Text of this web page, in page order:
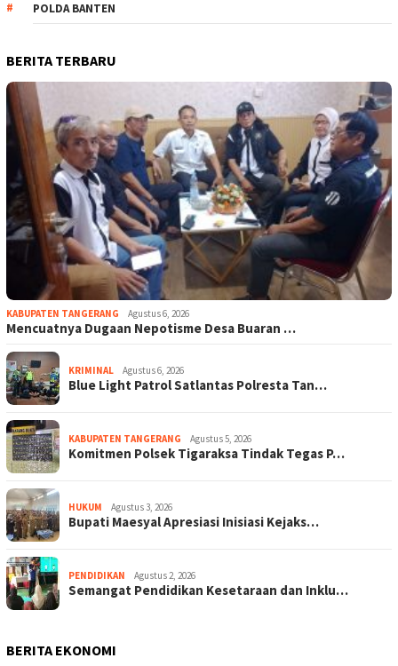
POLDA BANTEN
BERITA TERBARU
KABUPATEN TANGERANG Agustus 6, 2026
Mencuatnya Dugaan Nepotisme Desa Buaran …
KRIMINAL Agustus 6, 2026
Blue Light Patrol Satlantas Polresta Tan…
KABUPATEN TANGERANG Agustus 5, 2026
Komitmen Polsek Tigaraksa Tindak Tegas P…
HUKUM Agustus 3, 2026
Bupati Maesyal Apresiasi Inisiasi Kejaks…
PENDIDIKAN Agustus 2, 2026
Semangat Pendidikan Kesetaraan dan Inklu…
BERITA EKONOMI